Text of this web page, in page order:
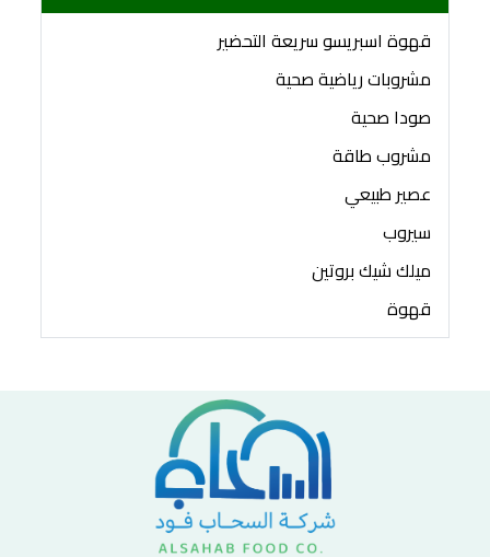
قهوة اسبريسو سريعة التحضير
مشروبات رياضية صحية
صودا صحية
مشروب طاقة
عصير طبيعي
سيروب
ميلك شيك بروتين
قهوة